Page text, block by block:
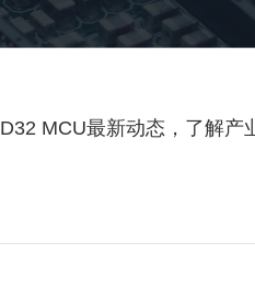
MCU最新动态，了解产